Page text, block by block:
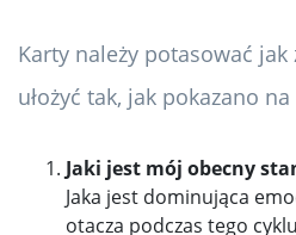
Karty należy potasować jak
ułożyć tak, jak pokazano
Jaki jest mój obecny
Jaka jest dominująca
otacza podczas tego